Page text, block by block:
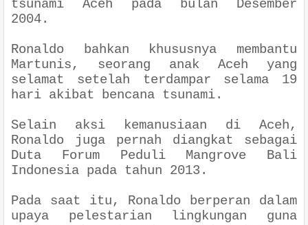
tsunami Aceh pada bulan Desember
2004.
Ronaldo bahkan khususnya membantu
Martunis, seorang anak Aceh yang
selamat setelah terdampar selama 19
hari akibat bencana tsunami.
Selain aksi kemanusiaan di Aceh,
Ronaldo juga pernah diangkat sebagai
Duta Forum Peduli Mangrove Bali
Indonesia pada tahun 2013.
Pada saat itu, Ronaldo berperan dalam
upaya pelestarian lingkungan guna